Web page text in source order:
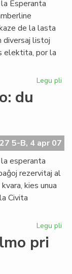
Esperanta
de la lasta
diversaj listoj
elektita, por la
Legu pli
du
5-B, 4 apr 07
esperanta
rezervitaj al
kies unua
Civita
Legu pli
pri